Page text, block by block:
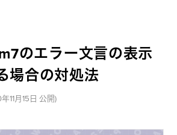
のエラー文言の表示
場合の対処法
11月15日 公開)